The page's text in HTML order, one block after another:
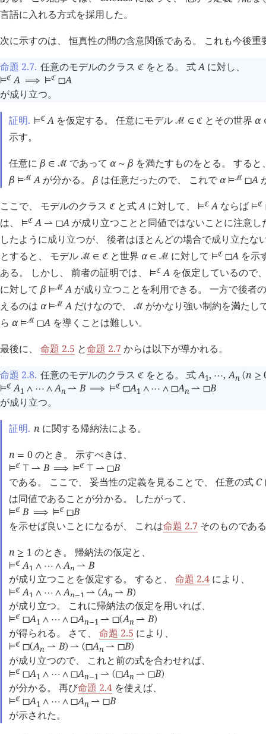
言語に入れる方式を採用した。
次に示すのは、 恒真性の間の含意関係である。 これも今後重
命題 2.7. 任意のモデルのクラス 󱁀 をとる。 式A に対し、
⊨󱁀 A ⟹ ⊨󱁀 ◻A
が成り立つ。
証明. ⊨󱁀 A を仮定する。 任意にモデル󰒤 ∈ 󱁀 とその世界 α
示す。
任意に β ∈ 󰒤 であって α ∼ β を満たすものをとる。 する
β ⊨󰒤 Aが分かる。 β は任意だったので、 これで α ⊨󰒤 ◻A
ここで、 モデルのクラス 󱁀 と式A に対して、 ⊨󱁀 A ならば ⊨󱁀
は、 ⊨󱁀 A ⇀ ◻Aが成り立つことと同値ではないことに注意し
したように成り立つが、 後者はほとんどの場合で成り立たな
とすると、 モデル 󰒤 ∈ 󱁀と世界 α ∈ 󰒤 に対して ⊨󱁀 ◻A を示
ある。 しかし、 前者の証明では、
⊨󱁀 A を仮定しているので
に対して β ⊨󰒤 Aが成り立つことを利用できる。 一方で後者
えるのは α ⊨󰒤 Aだけなので、 󰒤 がかなり強い制約を満たし
ら α ⊨󰒤 ◻Aを導くことは難しい。
最後に、 命題 2.5 と命題 2.7 からは以下が導かれる。
命題 2.8. 任意のモデルのクラス 󱁀 をとる。 式A1, ⋯, An (n ≥
⊨󱁀 A1 ∧ ⋯ ∧ An ⇀ B ⟹ ⊨󱁀 ◻A1 ∧ ⋯ ∧ ◻An ⇀ ◻B
が成り立つ。
証明. n に関する帰納法による。
n = 0のとき。 示すべきは、
⊨󱁀 ⊤ ⇀ B ⟹ ⊨󱁀 ⊤ ⇀ ◻B
である。 ここで、 妥当性の定義を見ることで、 任意の式C
は同値であることが分かる。 したがって、
⊨󱁀 B ⟹ ⊨󱁀 ◻B
を示せば良いことになるが、 これは命題 2.7 そのものであ
n ≥ 1 のとき。 帰納法の仮定と、
⊨󱁀 A1 ∧ ⋯ ∧ An ⇀ B
が成り立つことを仮定する。 すると、 命題 2.4 により、
⊨󱁀 A1 ∧ ⋯ ∧ An−1 ⇀ (An ⇀ B)
が成り立つ。 これに帰納法の仮定を用いれば、
⊨󱁀 ◻A1 ∧ ⋯ ∧ ◻An−1 ⇀ ◻(An ⇀ B)
が得られる。 さて、 命題 2.5 により、
⊨󱁀 ◻(An ⇀ B) ⇀ (◻An ⇀ ◻B)
が成り立つので、 これと前の式を合わせれば、
⊨󱁀 ◻A1 ∧ ⋯ ∧ ◻An−1 ⇀ (◻An ⇀ ◻B)
が分かる。 再び命題 2.4 を使えば、
⊨󱁀 ◻A1 ∧ ⋯ ∧ ◻An ⇀ ◻B
が示された。